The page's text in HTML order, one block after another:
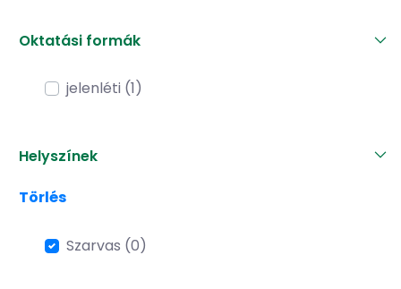
Oktatási formák
jelenléti (1)
Helyszínek
Törlés
Szarvas (0)